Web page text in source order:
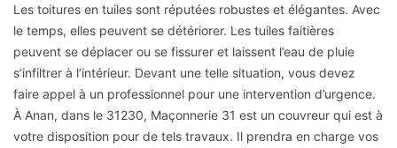
Les toitures en tuiles sont réputées robustes et élégantes. Avec
le temps, elles peuvent se détériorer. Les tuiles faitières
peuvent se déplacer ou se fissurer et laissent l’eau de pluie
s’infiltrer à l’intérieur. Devant une telle situation, vous devez
faire appel à un professionnel pour une intervention d’urgence.
À Anan, dans le 31230, Maçonnerie 31 est un couvreur qui est à
votre disposition pour de tels travaux. Il prendra en charge vos